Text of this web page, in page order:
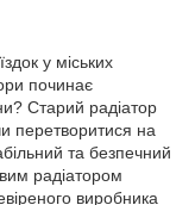
у міських
починає
Старий радіатор
перетворитися на
та безпечний
радіатором
виробника